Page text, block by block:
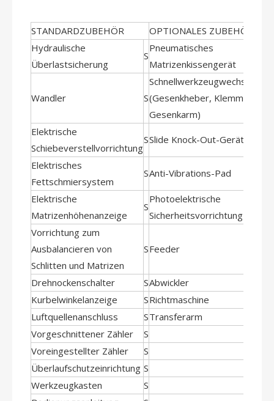
STANDARDZUBEHÖR
OPTIONALES ZUBEHÖR
Hydraulische
Überlastsicherung
S
Pneumatisches
Matrizenkissengerät
Wandler S(Gesenkheber, Klemme und
Gesenkarm)
Elektrische
Schiebeverstellvorrichtung
SSlide Knock-Out-Gerät
Elektrisches
Fettschmiersystem
SAnti-Vibrations-Pad
Elektrische
Matrizenhöhenanzeige
S
Photoelektrische
Sicherheitsvorrichtung
Vorrichtung zum
Ausbalancieren von
Schlitten und Matrizen
SFeeder
Drehnockenschalter SAbwickler
Kurbelwinkelanzeige
SRichtmaschine
Luftquellenanschluss
STransferarm
Vorgeschnittener Zähler
S
Voreingestellter Zähler
S
Überlaufschutzeinrichtung S
Werkzeugkasten
S